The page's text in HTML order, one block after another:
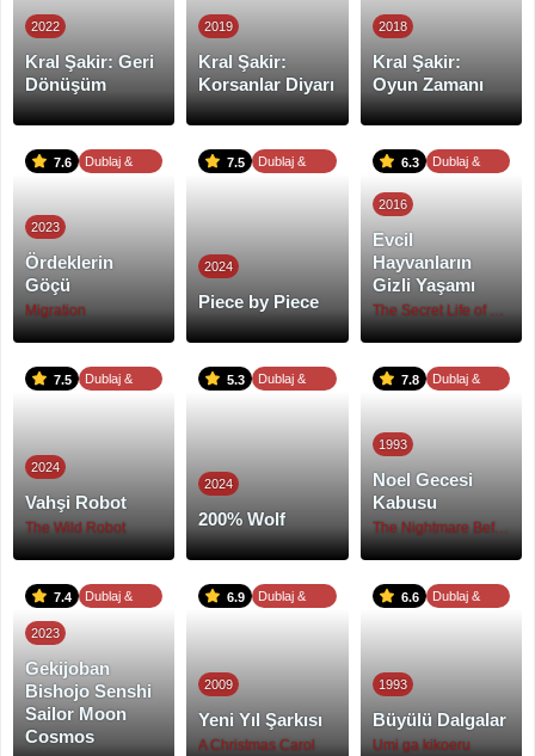
2022
Kral Şakir: Geri
Dönüşüm
2019
Kral Şakir:
Korsanlar Diyarı
2018
Kral Şakir:
Oyun Zamanı
7.6
Dublaj &
2023
Ördeklerin
Göçü
Migration
7.5
Dublaj &
2024
Piece by Piece
6.3
Dublaj &
2016
Evcil
Hayvanların
Gizli Yaşamı
The Secret Life of Pets
7.5
Dublaj &
2024
Vahşi Robot
The Wild Robot
5.3
Dublaj &
2024
200% Wolf
7.8
Dublaj &
1993
Noel Gecesi
Kabusu
The Nightmare Before Christmas
7.4
Dublaj &
2023
Gekijoban
Bishojo Senshi
Sailor Moon
Cosmos
6.9
Dublaj &
2009
Yeni Yıl Şarkısı
A Christmas Carol
6.6
Dublaj &
1993
Büyülü Dalgalar
Umi ga kikoeru